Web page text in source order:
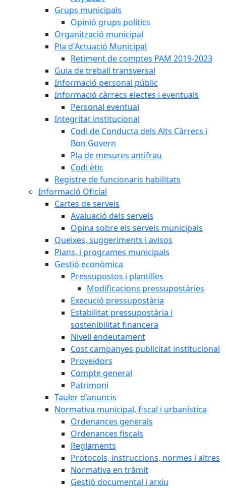
Grups municipals
Opinió grups polítics
Organització municipal
Pla d'Actuació Municipal
Retiment de comptes PAM 2019-2023
Guia de treball transversal
Informació personal públic
Informació càrrecs electes i eventuals
Personal eventual
Integritat institucional
Codi de Conducta dels Alts Càrrecs i
Bon Govern
Pla de mesures antifrau
Codi ètic
Registre de funcionaris habilitats
Informació Oficial
Cartes de serveis
Avaluació dels serveis
Opina sobre els serveis municipals
Queixes, suggeriments i avisos
Plans, i programes municipals
Gestió econòmica
Pressupostos i plantilles
Modificacions pressupostàries
Execució pressupostària
Estabilitat pressupostària i
sostenibilitat financera
Nivell endeutament
Cost campanyes publicitat institucional
Proveïdors
Compte general
Patrimoni
Tauler d'anuncis
Normativa municipal, fiscal i urbanística
Ordenances generals
Ordenances fiscals
Reglaments
Protocols, instruccions, normes i altres
Normativa en tràmit
Gestió documental i arxiu